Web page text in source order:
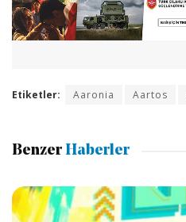
Etiketler: Aaronia Aartos
Benzer Haberler